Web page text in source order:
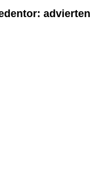
advierten